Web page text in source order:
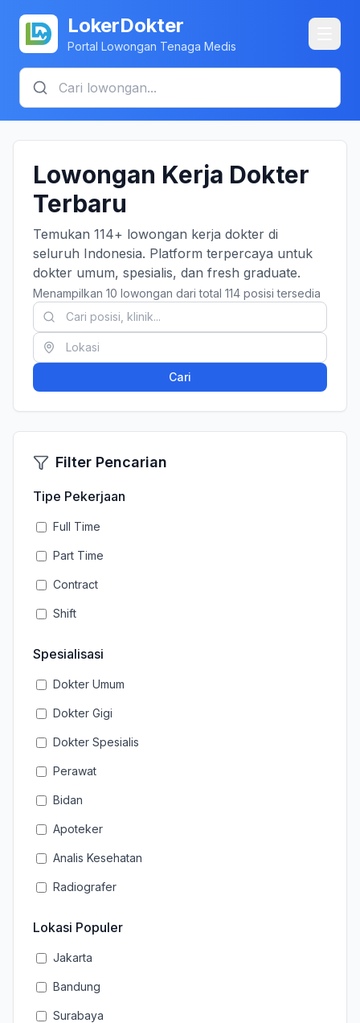
LokerDokter
Portal Lowongan Tenaga Medis
Lowongan Kerja Dokter
Terbaru
Temukan 114+ lowongan kerja dokter di
seluruh Indonesia. Platform terpercaya untuk
dokter umum, spesialis, dan fresh graduate.
Menampilkan 10 lowongan dari total 114 posisi tersedia
Cari
Filter Pencarian
Tipe Pekerjaan
Full Time
Part Time
Contract
Shift
Spesialisasi
Dokter Umum
Dokter Gigi
Dokter Spesialis
Perawat
Bidan
Apoteker
Analis Kesehatan
Radiografer
Lokasi Populer
Jakarta
Bandung
Surabaya